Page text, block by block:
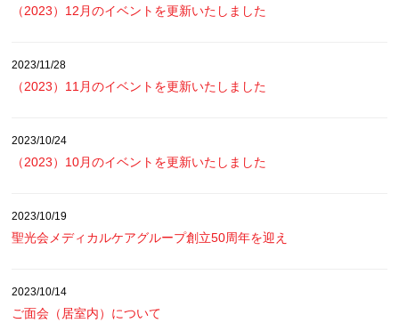
（2023）12月のイベントを更新いたしました
2023/11/28
（2023）11月のイベントを更新いたしました
2023/10/24
（2023）10月のイベントを更新いたしました
2023/10/19
聖光会メディカルケアグループ創立50周年を迎え
2023/10/14
ご面会（居室内）について